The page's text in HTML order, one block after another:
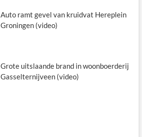
Auto ramt gevel van kruidvat Hereplein
Groningen (video)
Grote uitslaande brand in woonboerderij
Gasselternijveen (video)